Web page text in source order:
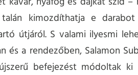
kimozdíthatja e
útjáról. S valami ilyesmi
és a rendezőben, Salamon
befejezést módoltak ki